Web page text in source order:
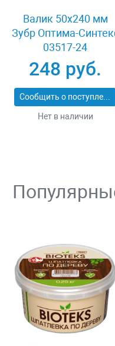
Валик 50x240 мм
Зубр Оптима-
03517-24
248 руб.
Сообщить о поступлении
Нет в наличии